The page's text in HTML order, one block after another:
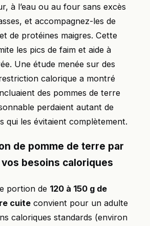
à l’eau ou au four sans excès
et accompagnez-les de
de protéines maigres. Cette
les pics de faim et aide à
Une étude menée sur des
calorique a montré
des pommes de terre
perdaient autant de
qui les évitaient complètement.
de pomme de terre par
besoins caloriques
portion de 120 à 150 g de
cuite convient pour un adulte
caloriques standards (environ